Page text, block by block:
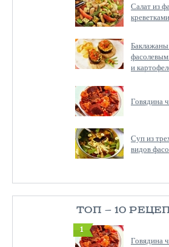
Салат из
креветками
и
Говядина
Суп из
видов
ТОП — 10
1
Говядина